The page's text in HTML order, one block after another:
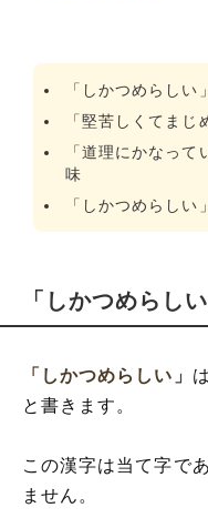
「しかつめらしい
「堅苦しくてま
「道理にかなっ
味
「しかつめらしい
「しかつめらし
「しかつめらしい」
と書きます。
この漢字は当て字で
ません。